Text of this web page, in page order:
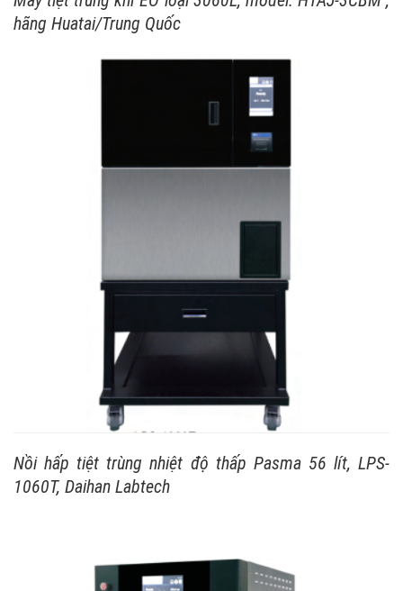
hãng Huatai/Trung Quốc
Nồi hấp tiệt trùng nhiệt độ thấp Pasma 56 lít, LPS-
1060T, Daihan Labtech